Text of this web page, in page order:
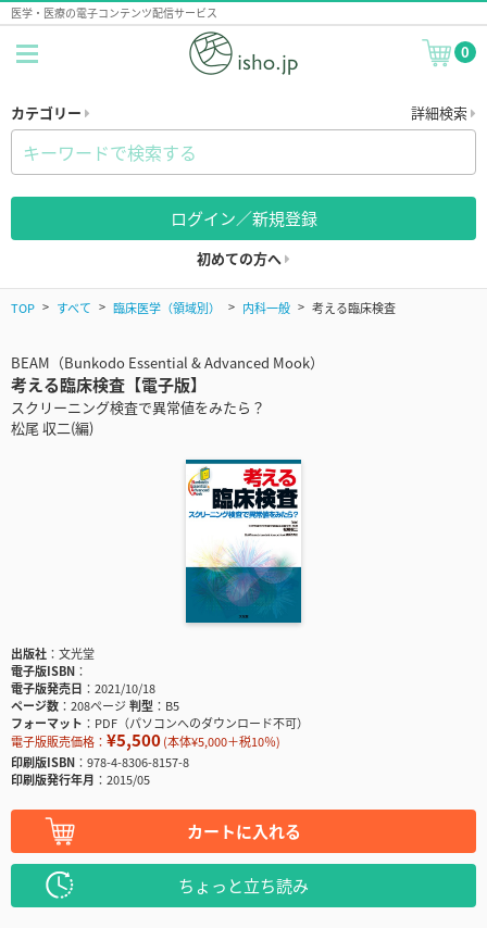
医学・医療の電子コンテンツ配信サービス
0
カテゴリー 詳細検索
ログイン／新規登録
初めての方へ
TOP すべて 臨床医学（領域別） 内科一般 考える臨床検査
BEAM（Bunkodo Essential & Advanced Mook）
考える臨床検査【電子版】
スクリーニング検査で異常値をみたら？
松尾 収二(編)
出版社
文光堂
電子版ISBN
電子版発売日
2021/10/18
ページ数
208ページ判型
B5
フォーマット
PDF（パソコンへのダウンロード不可）
電子版販売価格： ¥5,500(本体¥5,000＋税10％)
印刷版ISBN
978-4-8306-8157-8
印刷版発行年月
2015/05
カートに入れる
ちょっと立ち読み